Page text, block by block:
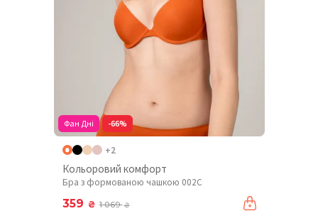
Фан Дні -66%
+2
Кольоровий комфорт
Бра з формованою чашкою 002C
359 ₴ 1 069₴